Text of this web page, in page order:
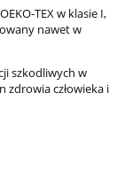
TEX w klasie I,
nawet w
szkodliwych w
zdrowia człowieka i